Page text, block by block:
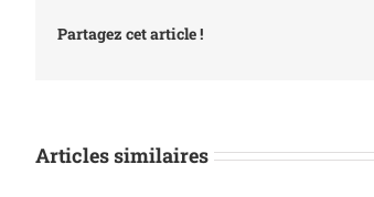
Partagez cet article !
Articles similaires